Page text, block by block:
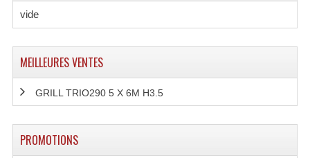
Pieces Détachées Sav
Enceintes Encastrables Ligne 100V 4-8 Ohm
vide
MEILLEURES VENTES
GRILL TRIO290 5 X 6M H3.5
PROMOTIONS